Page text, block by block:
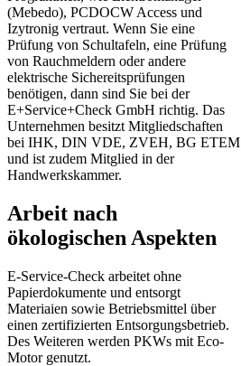
(Mebedo), PCDOCW Access und
Izytronig vertraut. Wenn Sie eine
Prüfung von Schultafeln, eine Prüfung
von Rauchmeldern oder andere
elektrische Sichereitsprüfungen
benötigen, dann sind Sie bei der
E+Service+Check GmbH richtig. Das
Unternehmen besitzt Mitgliedschaften
bei IHK, DIN VDE, ZVEH, BG ETEM
und ist zudem Mitglied in der
Handwerkskammer.
Arbeit nach
ökologischen Aspekten
E-Service-Check arbeitet ohne
Papierdokumente und entsorgt
Materiaien sowie Betriebsmittel über
einen zertifizierten Entsorgungsbetrieb.
Des Weiteren werden PKWs mit Eco-
Motor genutzt.